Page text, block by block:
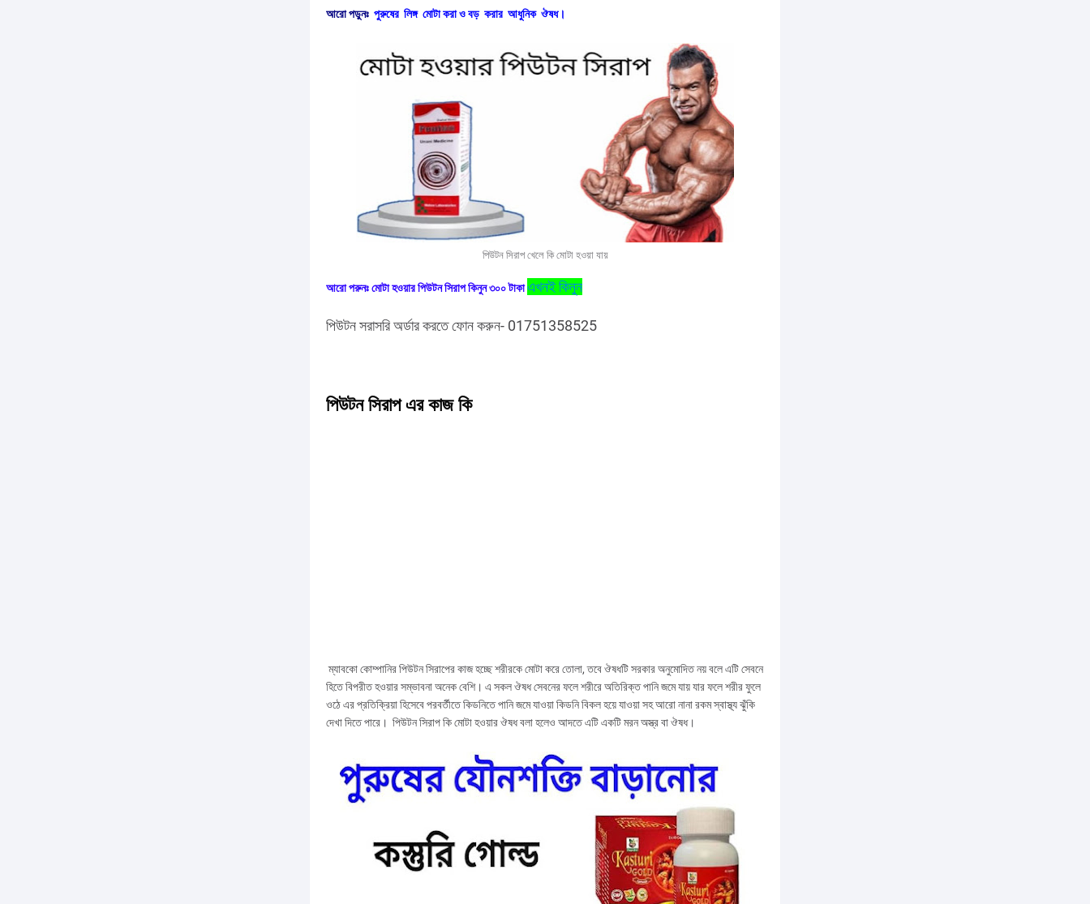
আরোপড়ুনঃ পুরুষের লিঙ্গ মোটাকরাওবড় করার আধুনিক ঔষধ।
পিউটন সিরাপ খেলে কি মোটা হওয়া যায়
আরো পরুনঃ মোটা হওয়ার পিউটন সিরাপ কিনুন ৩০০ টাকাএখনইকিনুন
পিউটন সরাসরি অর্ডার করতে ফোন করুন- 01751358525
পিউটন সিরাপ এর কাজ কি
ম্যাবকো কোম্পানির পিউটন সিরাপের কাজ হচ্ছে শরীরকে মোটা করে তোলা, তবে ঔষধটি সরকার অনুমোদিত নয় বলে এটি সেবনে
হিতে বিপরীত হওয়ার সম্ভাবনা অনেক বেশি। এ সকল ঔষধ সেবনের ফলে শরীরে অতিরিক্ত পানি জমে যায় যার ফলে শরীর ফুলে
ওঠে এর প্রতিক্রিয়া হিসেবে পরবর্তীতে কিডনিতে পানি জমে যাওয়া কিডনি বিকল হয়ে যাওয়া সহ আরো নানা রকম স্বাস্থ্য ঝুঁকি
দেখা দিতে পারে। পিউটন সিরাপ কি মোটা হওয়ার ঔষধ বলা হলেও আদতে এটি একটি মরন অস্ত্র বা ঔষধ।